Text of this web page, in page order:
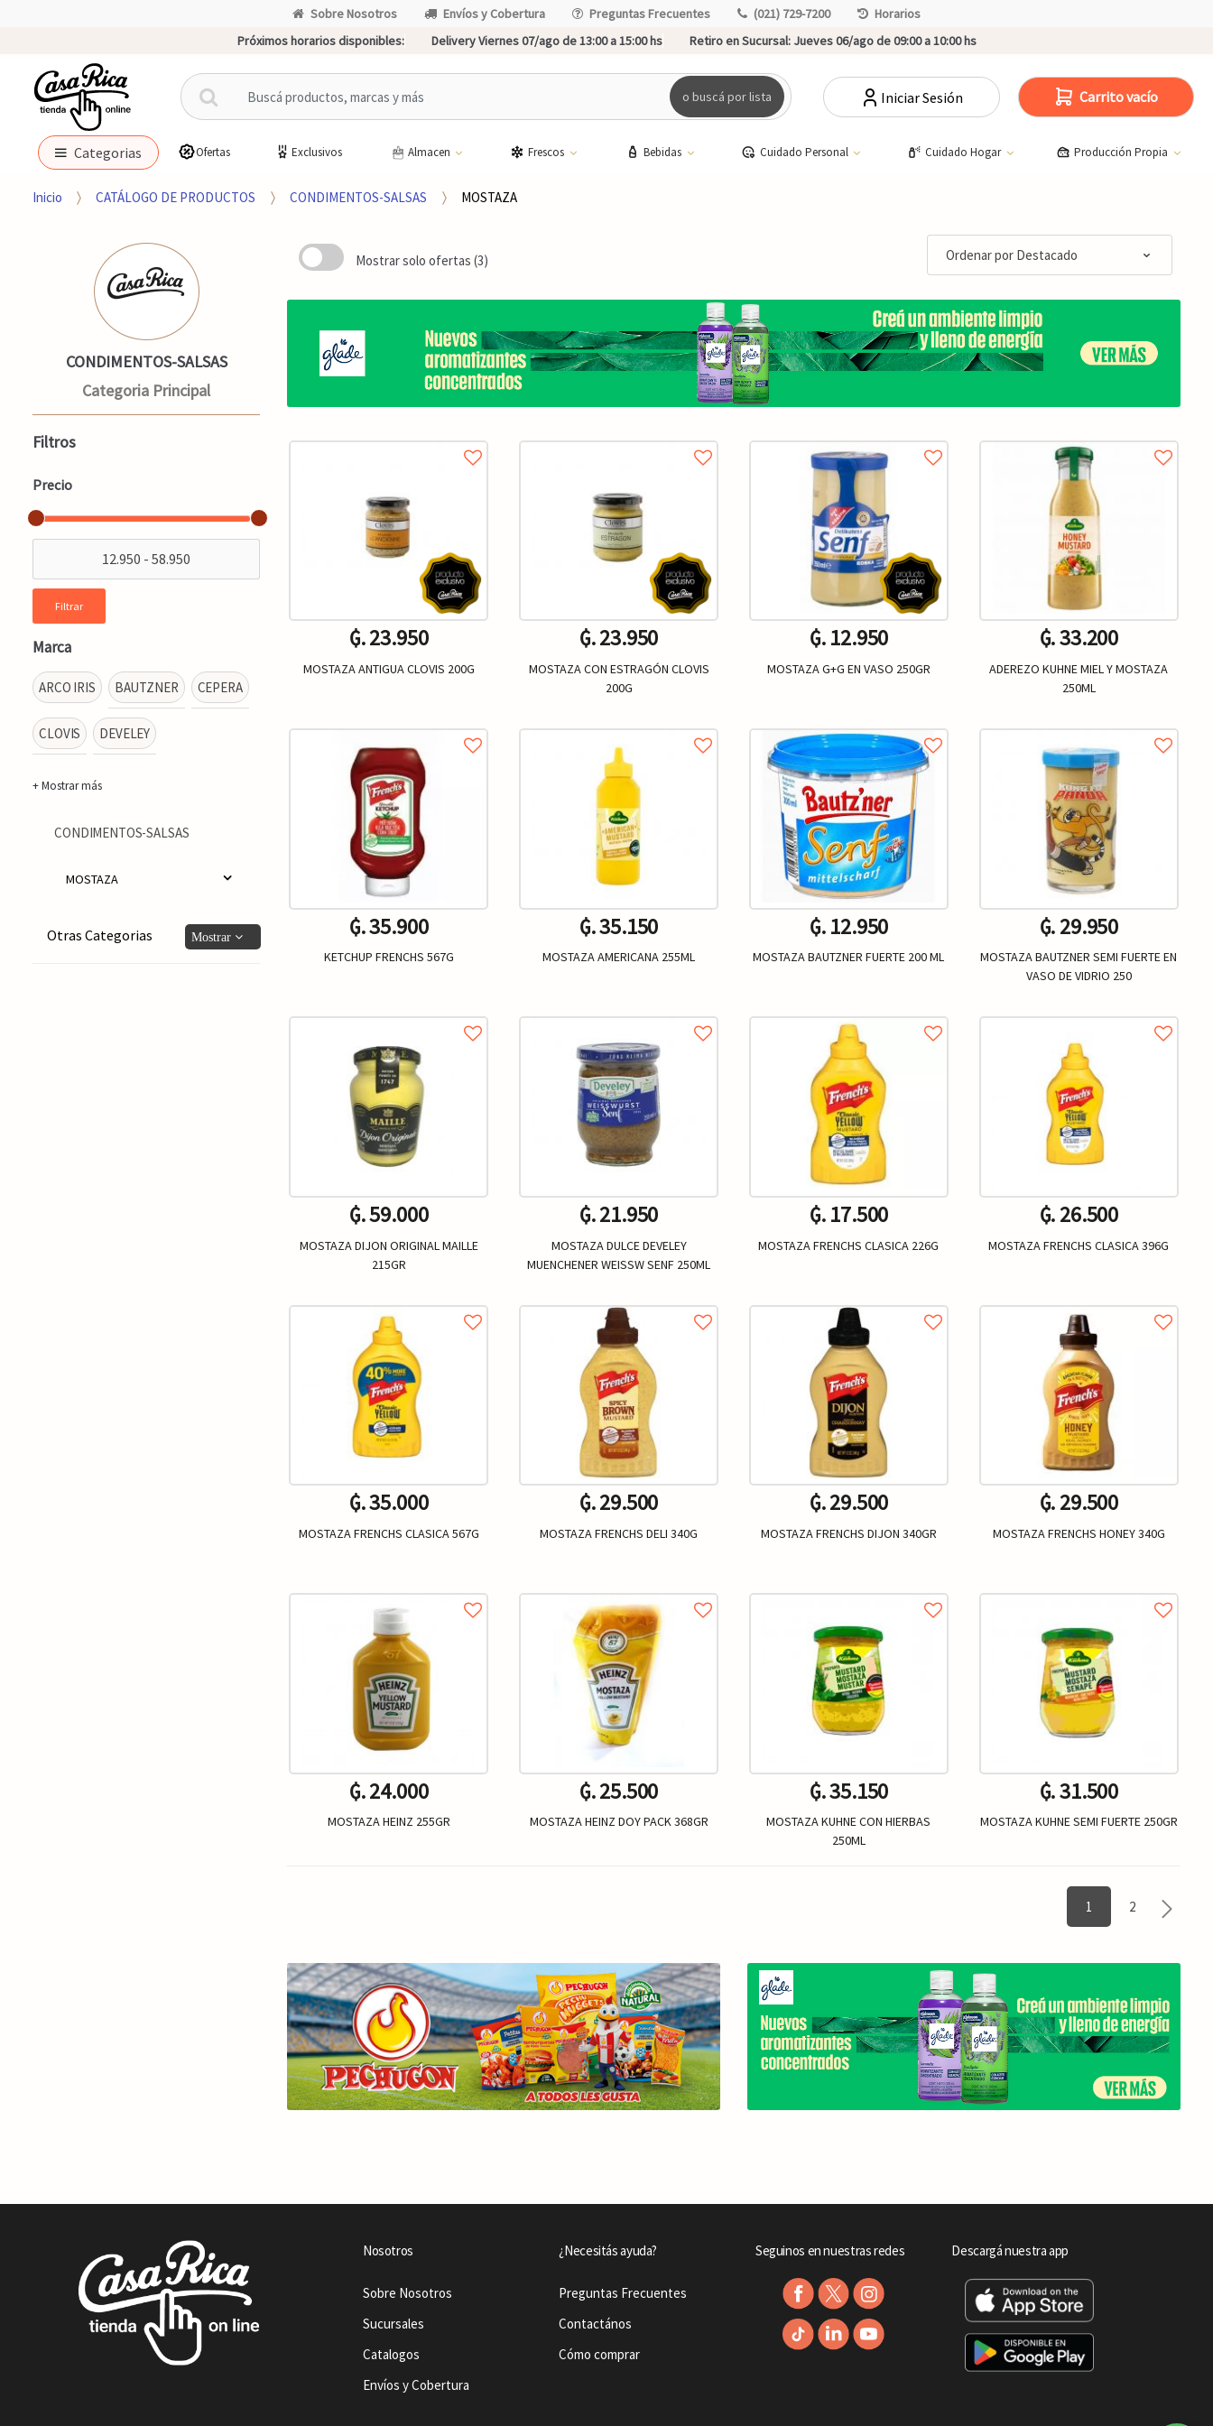
Sobre Nosotros Envíos y Cobertura Preguntas Frecuentes (021) 729-7200
Horarios
Próximos horarios disponibles:
Delivery Viernes 07/ago de 13:00 a 15:00 hs Retiro en Sucursal:Jueves 06/ago de 09:00 a 10:00 hs
B
u
c
r
r
:
o buscá por lista Iniciar Sesión Carrito vacío
Categorias Ofertas Exclusivos Almacen Frescos Bebidas Cuidado Personal Cuidado Hogar Producción Propia
Inicio CATÁLOGO DE PRODUCTOS CONDIMENTOS-SALSAS MOSTAZA
Mostrar solo ofertas (3)
₲. 23.950
MOSTAZA ANTIGUA CLOVIS 200G
+
₲. 23.950
MOSTAZA CON ESTRAGÓN CLOVIS
200G
+
₲. 12.950
MOSTAZA G+G EN VASO 250GR
Un. +
₲. 33.200
ADEREZO KUHNE MIEL Y MOSTAZA
250ML
+
₲. 35.900
KETCHUP FRENCHS 567G
+
₲. 35.150
MOSTAZA AMERICANA 255ML
+
₲. 12.950
MOSTAZA BAUTZNER FUERTE 200 ML
Un. +
₲. 29.950
MOSTAZA BAUTZNER SEMI FUERTE EN
VASO DE VIDRIO 250
+
₲. 59.000
MOSTAZA DIJON ORIGINAL MAILLE
215GR
Un. +
₲. 21.950
MOSTAZA DULCE DEVELEY
MUENCHENER WEISSW SENF 250ML
Un. +
₲. 17.500
MOSTAZA FRENCHS CLASICA 226G
Un. +
₲. 26.500
MOSTAZA FRENCHS CLASICA 396G
Un. +
₲. 35.000
MOSTAZA FRENCHS CLASICA 567G
+
₲. 29.500
MOSTAZA FRENCHS DELI 340G
Un. +
₲. 29.500
MOSTAZA FRENCHS DIJON 340GR
+
₲. 29.500
MOSTAZA FRENCHS HONEY 340G
+
₲. 24.000
MOSTAZA HEINZ 255GR
₲. 25.500
MOSTAZA HEINZ DOY PACK 368GR
₲. 35.150
MOSTAZA KUHNE CON HIERBAS
250ML
₲. 31.500
MOSTAZA KUHNE SEMI FUERTE 250GR
Un.
1 2
CONDIMENTOS-SALSAS
Categoria Principal
Filtros
Precio
Filtrar
Marca
ARCO IRIS BAUTZNER CEPERA
CLOVIS DEVELEY
+ Mostrar más
CONDIMENTOS-SALSAS
MOSTAZA
Otras Categorias
Nosotros
Sobre Nosotros
Sucursales
Catalogos
Envíos y Cobertura
¿Necesitás ayuda?
Preguntas Frecuentes
Contactános
Cómo comprar
Seguinos en nuestras redes Descargá nuestra app